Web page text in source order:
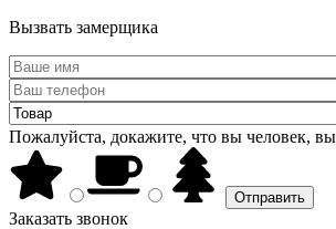
Вызвать замерщика
Пожалуйста, докажите, что вы человек,
Заказать звонок